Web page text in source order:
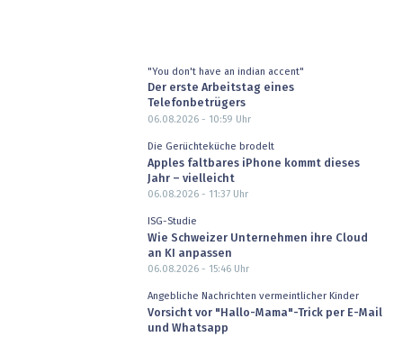
"You don't have an indian accent"
Der erste Arbeitstag eines
Telefonbetrügers
06.08.2026 - 10:59 Uhr
Die Gerüchteküche brodelt
Apples faltbares iPhone kommt dieses
Jahr – vielleicht
06.08.2026 - 11:37Uhr
ISG-Studie
Wie Schweizer Unternehmen ihre Cloud
an KI anpassen
06.08.2026 - 15:46Uhr
Angebliche Nachrichten vermeintlicher Kinder
Vorsicht vor "Hallo-Mama"-Trick per E-Mail
und Whatsapp